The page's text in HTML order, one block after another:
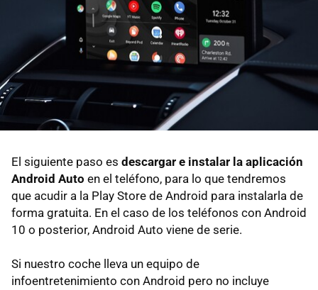
El siguiente paso es descargar e instalar la aplicación
Android Auto en el teléfono, para lo que tendremos
que acudir a la Play Store de Android para instalarla de
forma gratuita. En el caso de los teléfonos con Android
10 o posterior, Android Auto viene de serie.
Si nuestro coche lleva un equipo de
infoentretenimiento con Android pero no incluye